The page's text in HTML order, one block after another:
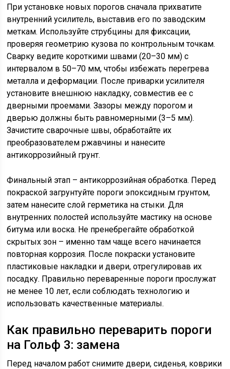
При установке новых порогов сначала прихватите
внутренний усилитель, выставив его по заводским
меткам. Используйте струбцины для фиксации,
проверяя геометрию кузова по контрольным точкам.
Сварку ведите короткими швами (20–30 мм) с
интервалом в 50–70 мм, чтобы избежать перегрева
металла и деформации. После приварки усилителя
установите внешнюю накладку, совместив ее с
дверными проемами. Зазоры между порогом и
дверью должны быть равномерными (3–5 мм).
Зачистите сварочные швы, обработайте их
преобразователем ржавчины и нанесите
антикоррозийный грунт.
Финальный этап – антикоррозийная обработка. Перед
покраской загрунтуйте пороги эпоксидным грунтом,
затем нанесите слой герметика на стыки. Для
внутренних полостей используйте мастику на основе
битума или воска. Не пренебрегайте обработкой
скрытых зон – именно там чаще всего начинается
повторная коррозия. После покраски установите
пластиковые накладки и двери, отрегулировав их
посадку. Правильно переваренные пороги прослужат
не менее 10 лет, если соблюдать технологию и
использовать качественные материалы.
Как правильно переварить пороги
на Гольф 3: замена
Перед началом работ снимите двери, сиденья, коврики